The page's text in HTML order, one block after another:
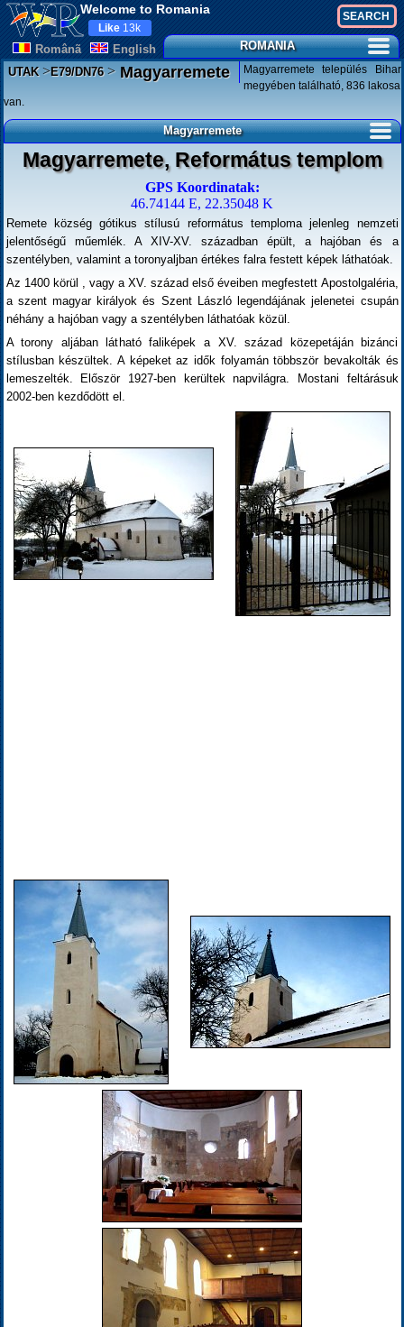
Welcome to Romania
Românã English
Like 13k
ROMANIA
UTAK>E79/DN76>Magyarremete
Magyarremete település Bihar
megyében található, 836 lakosa
van.
Magyarremete
Magyarremete, Református templom
GPS Koordinatak:
46.74144 E, 22.35048 K
Remete község gótikus stílusú református temploma jelenleg nemzeti
jelentőségű műemlék. A XIV-XV. században épült, a hajóban és a
szentélyben, valamint a toronyaljban értékes falra festett képek láthatóak.
Az 1400 körül , vagy a XV. század első éveiben megfestett Apostolgaléria,
a szent magyar királyok és Szent László legendájának jelenetei csupán
néhány a hajóban vagy a szentélyben láthatóak közül.
A torony aljában látható faliképek a XV. század közepetáján bizánci
stílusban készültek. A képeket az idők folyamán többször bevakolták és
lemeszelték. Először 1927-ben kerültek napvilágra. Mostani feltárásuk
2002-ben kezdődött el.